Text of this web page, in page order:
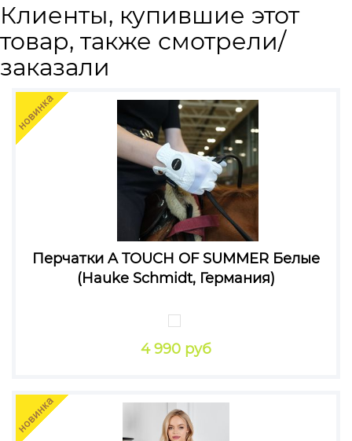
Клиенты, купившие этот
товар, также смотрели/
заказали
Перчатки A TOUCH OF SUMMER Белые
(Hauke Schmidt, Германия)
4 990 руб